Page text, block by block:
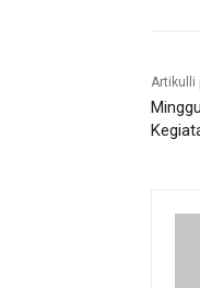
Artikulli